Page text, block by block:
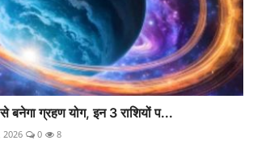
बनेगा ग्रहण योग, इन 3 राशियों प...
2026 0 8